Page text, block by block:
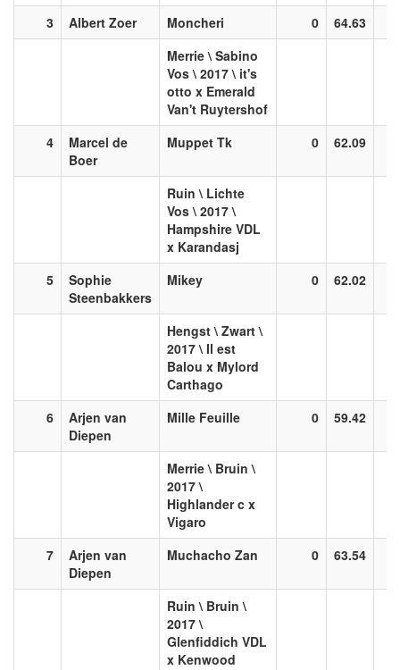
3
Albert Zoer Moncheri 0
64.63
Merrie \ Sabino
Vos \ 2017 \ it's
otto x Emerald
Van't Ruytershof
4
Marcel de
Boer
Muppet Tk 0 62.09
Ruin \ Lichte
Vos \ 2017 \
Hampshire VDL
x Karandasj
5
Sophie
Steenbakkers
Mikey 0 62.02
Hengst \ Zwart \
2017 \ Il est
Balou x Mylord
Carthago
6
Arjen van
Diepen
Mille Feuille 0 59.42
Merrie \ Bruin \
2017 \
Highlander c x
Vigaro
7
Arjen van
Diepen
Muchacho Zan 0 63.54
Ruin \ Bruin \
2017 \
Glenfiddich VDL
x Kenwood